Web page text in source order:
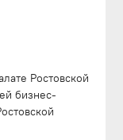
Ростовской
бизнес-